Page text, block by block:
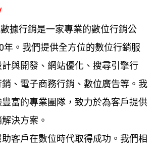
據行銷是一家專業的數位行銷公
年。我們提供全方位的數位行銷服
與開發、網站優化、搜尋引擎行
、電子商務行銷、數位廣告等。我
富的專業團隊，致力於為客戶提供
決方案。
客戶在數位時代取得成功。我們相